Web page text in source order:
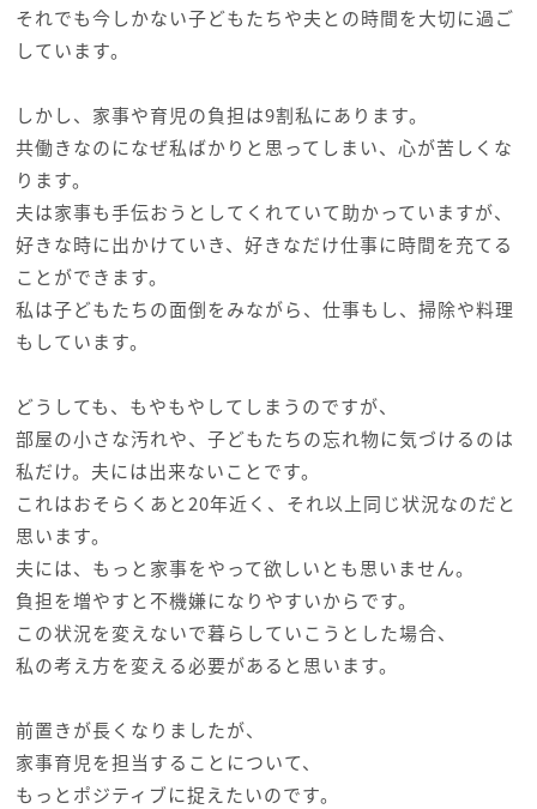
それでも今しかない子どもたちや夫との時間を大切に過ご
しています。
しかし、家事や育児の負担は9割私にあります。
共働きなのになぜ私ばかりと思ってしまい、心が苦しくな
ります。
夫は家事も手伝おうとしてくれていて助かっていますが、
好きな時に出かけていき、好きなだけ仕事に時間を充てる
ことができます。
私は子どもたちの面倒をみながら、仕事もし、掃除や料理
もしています。
どうしても、もやもやしてしまうのですが、
部屋の小さな汚れや、子どもたちの忘れ物に気づけるのは
私だけ。夫には出来ないことです。
これはおそらくあと20年近く、それ以上同じ状況なのだと
思います。
夫には、もっと家事をやって欲しいとも思いません。
負担を増やすと不機嫌になりやすいからです。
この状況を変えないで暮らしていこうとした場合、
私の考え方を変える必要があると思います。
前置きが長くなりましたが、
家事育児を担当することについて、
もっとポジティブに捉えたいのです。